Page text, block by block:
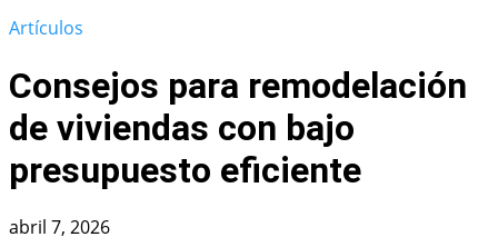
Artículos
Consejos para remodelación
de viviendas con bajo
presupuesto eficiente
abril 7, 2026